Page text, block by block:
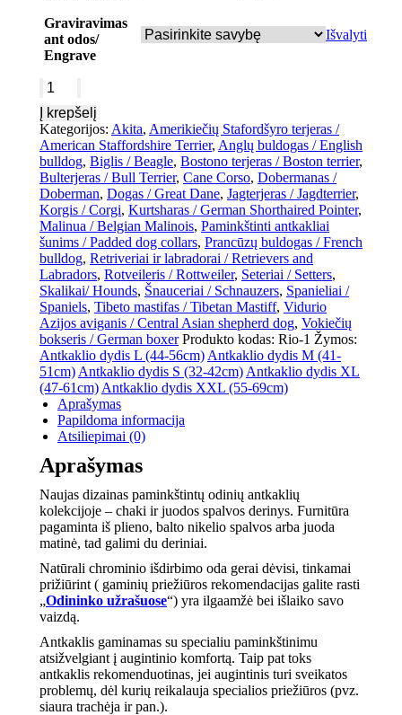
Graviravimas
ant odos/
Engrave
Išvalyti
Į krepšelį
Kategorijos: Akita, Amerikiečių Stafordšyro terjeras /
American Staffordshire Terrier, Anglų buldogas / English
bulldog, Biglis / Beagle, Bostono terjeras / Boston terrier,
Bulterjeras / Bull Terrier, Cane Corso, Dobermanas /
Doberman, Dogas / Great Dane, Jagterjeras / Jagdterrier,
Korgis / Corgi, Kurtsharas / German Shorthaired Pointer,
Malinua / Belgian Malinois, Paminkštinti antkakliai
šunims / Padded dog collars, Prancūzų buldogas / French
bulldog, Retriveriai ir labradorai / Retrievers and
Labradors, Rotveileris / Rottweiler, Seteriai / Setters,
Skalikai/ Hounds, Šnauceriai / Schnauzers, Spanieliai /
Spaniels, Tibeto mastifas / Tibetan Mastiff, Vidurio
Azijos aviganis / Central Asian shepherd dog, Vokiečių
bokseris / German boxer Produkto kodas: Rio-1 Žymos:
Antkaklio dydis L (44-56cm) Antkaklio dydis M (41-
51cm) Antkaklio dydis S (32-42cm) Antkaklio dydis XL
(47-61cm) Antkaklio dydis XXL (55-69cm)
Aprašymas
Papildoma informacija
Atsiliepimai (0)
Aprašymas
Naujas dizainas paminkštintų odinių antkaklių
kolekcijoje – chaki ir juodos spalvos derinys. Furnitūra
pagaminta iš plieno, balto nikelio spalvos arba juoda
matinė, tad galimi du deriniai.
Natūrali chrominio išdirbimo oda gerai dėvisi, tinkamai
prižiūrint ( gaminių priežiūros rekomendacijas galite rasti
„Odininko užrašuose“) yra ilgaamžė bei išlaiko savo
vaizdą.
Antkaklis gaminamas su specialiu paminkštinimu
atsižvelgiant į augintinio komfortą. Taip pat toks
antkaklis rekomenduotinas, jei augintinis turi sveikatos
problemų, dėl kurių reikalauja specialios priežiūros (pvz.
siaura trachėja ir pan.).